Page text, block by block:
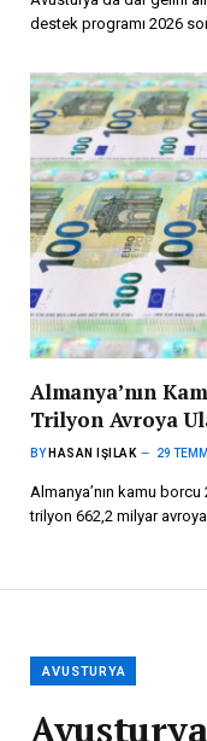
destek programı 2026
Almanya’nın
Trilyon Avroya
BY HASAN IŞILAK 29
Almanya’nın kamu
trilyon 662,2 milyar
AVUSTURYA